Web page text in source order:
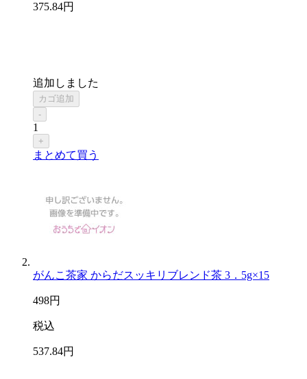
375.84円
追加しました
カゴ追加
-
1
+
まとめて買う
がんこ茶家 からだスッキリブレンド茶 3．5g×15
498円
税込
537.84円